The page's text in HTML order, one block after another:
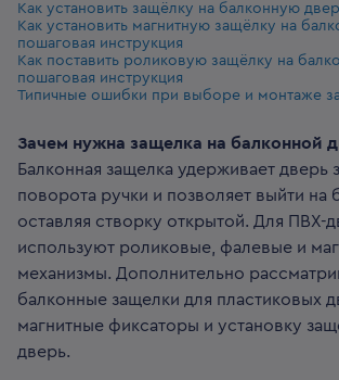
Как установить защёлку на балконную
Как установить магнитную защёлку на
пошаговая инструкция
Как поставить роликовую защёлку на
пошаговая инструкция
Типичные ошибки при выборе и монтаже
Зачем нужна защелка на балконной
Балконная защелка удерживает дверь
поворота ручки и позволяет выйти на
оставляя створку открытой. Для ПВХ-
используют роликовые, фалевые и
механизмы. Дополнительно
балконные защелки для пластиковых
магнитные фиксаторы и установку
дверь.